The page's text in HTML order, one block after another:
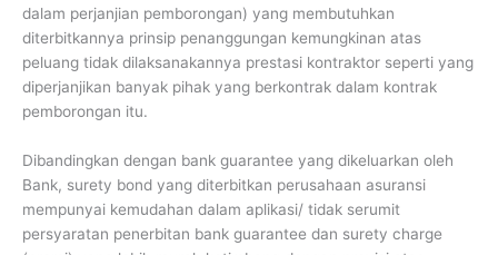
dalam perjanjian pemborongan) yang membutuhkan
diterbitkannya prinsip penanggungan kemungkinan atas
peluang tidak dilaksanakannya prestasi kontraktor seperti yang
diperjanjikan banyak pihak yang berkontrak dalam kontrak
pemborongan itu.
Dibandingkan dengan bank guarantee yang dikeluarkan oleh
Bank, surety bond yang diterbitkan perusahaan asuransi
mempunyai kemudahan dalam aplikasi/ tidak serumit
persyaratan penerbitan bank guarantee dan surety charge